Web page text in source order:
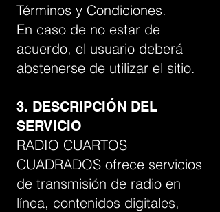
Términos y Condiciones.
En caso de no estar de
acuerdo, el usuario deberá
abstenerse de utilizar el sitio.
3. DESCRIPCIÓN DEL
SERVICIO
RADIO CUARTOS
CUADRADOS ofrece servicios
de transmisión de radio en
línea, contenidos digitales,